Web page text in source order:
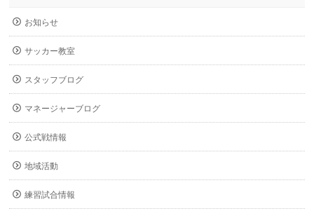
お知らせ
サッカー教室
スタッフブログ
マネージャーブログ
公式戦情報
地域活動
練習試合情報